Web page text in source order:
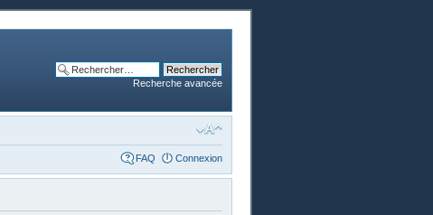
Recherche avancée
FAQ Connexion